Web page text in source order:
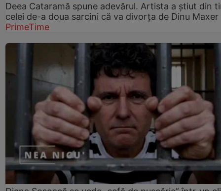
Deea Cataramă spune adevărul. Artista a știut din
celei de-a doua sarcini că va divorța de Dinu Maxer
PrimeTime